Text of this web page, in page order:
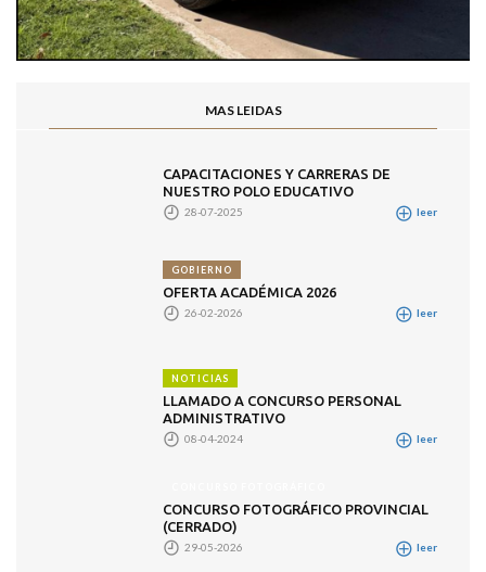
MAS LEIDAS
CAPACITACIONES Y CARRERAS DE
NUESTRO POLO EDUCATIVO
28-07-2025 leer
GOBIERNO
OFERTA ACADÉMICA 2026
26-02-2026 leer
NOTICIAS
LLAMADO A CONCURSO PERSONAL
ADMINISTRATIVO
08-04-2024 leer
CONCURSO FOTOGRÁFICO PROVINCIAL
(CERRADO)
29-05-2026 leer